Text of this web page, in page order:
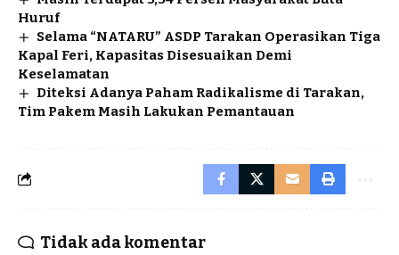
Huruf
Selama “NATARU” ASDP Tarakan Operasikan Tiga
Kapal Feri, Kapasitas Disesuaikan Demi
Keselamatan
Diteksi Adanya Paham Radikalisme di Tarakan,
Tim Pakem Masih Lakukan Pemantauan
Tidak ada komentar